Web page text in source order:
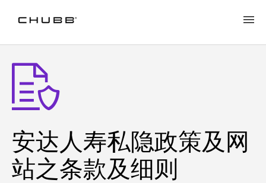
安达人寿私隐政策及网
站之条款及细则